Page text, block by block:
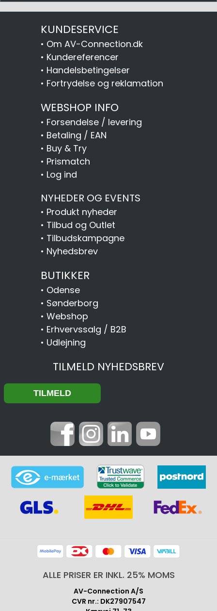
KUNDESERVICE
• Om AV-Connection.dk
• Kundereferencer
• Handelsbetingelser
• Fortrydelse og reklamation
WEBSHOP INFO
• Forsendelse / levering
• Betaling / EAN
• Buy & Try
• Prismatch
• Log ind
NYHEDER OG EVENTS
• Produkt nyheder
• Tilbud og Outlet
• Tilbudskampagne
• Nyhedsbrev
BUTIKKER
• Odense
• Sønderborg
• Webshop
• Erhvervssalg / B2B
• Udlejning
TILMELD NYHEDSBREV
ALLE PRISER ER INKL. 25% MOMS
AV-Connection A/S
CVR nr.: DK27907547